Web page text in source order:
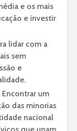
e os mais
e investir
lidar com a
sem
e
Encontrar um
das minorias
nacional